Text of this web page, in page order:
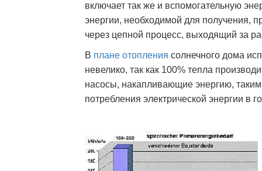
включает так же и вспомогательную
энергии, необходимой для получения,
через цепной процесс, выходящий за
В плане отопления солнечного дома
невелико, так как 100% тепла
насосы, накапливающие энергию,
потребления электрической энергии в